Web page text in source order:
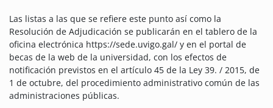
Las listas a las que se refiere este punto así como la
Resolución de Adjudicación se publicarán en el tablero de la
oficina electrónica https://sede.uvigo.gal/ y en el portal de
becas de la web de la universidad, con los efectos de
notificación previstos en el artículo 45 de la Ley 39. / 2015, de
1 de octubre, del procedimiento administrativo común de las
administraciones públicas.